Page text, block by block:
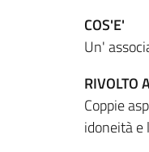
COS'E'
Un'
RIVOLTO
Coppie
idoneità e